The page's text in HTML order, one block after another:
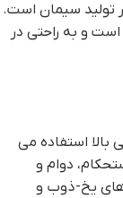
در تولید سیمان است.
و به راحتی در
بالا استفاده می
دوام و
های یخ-ذوب و